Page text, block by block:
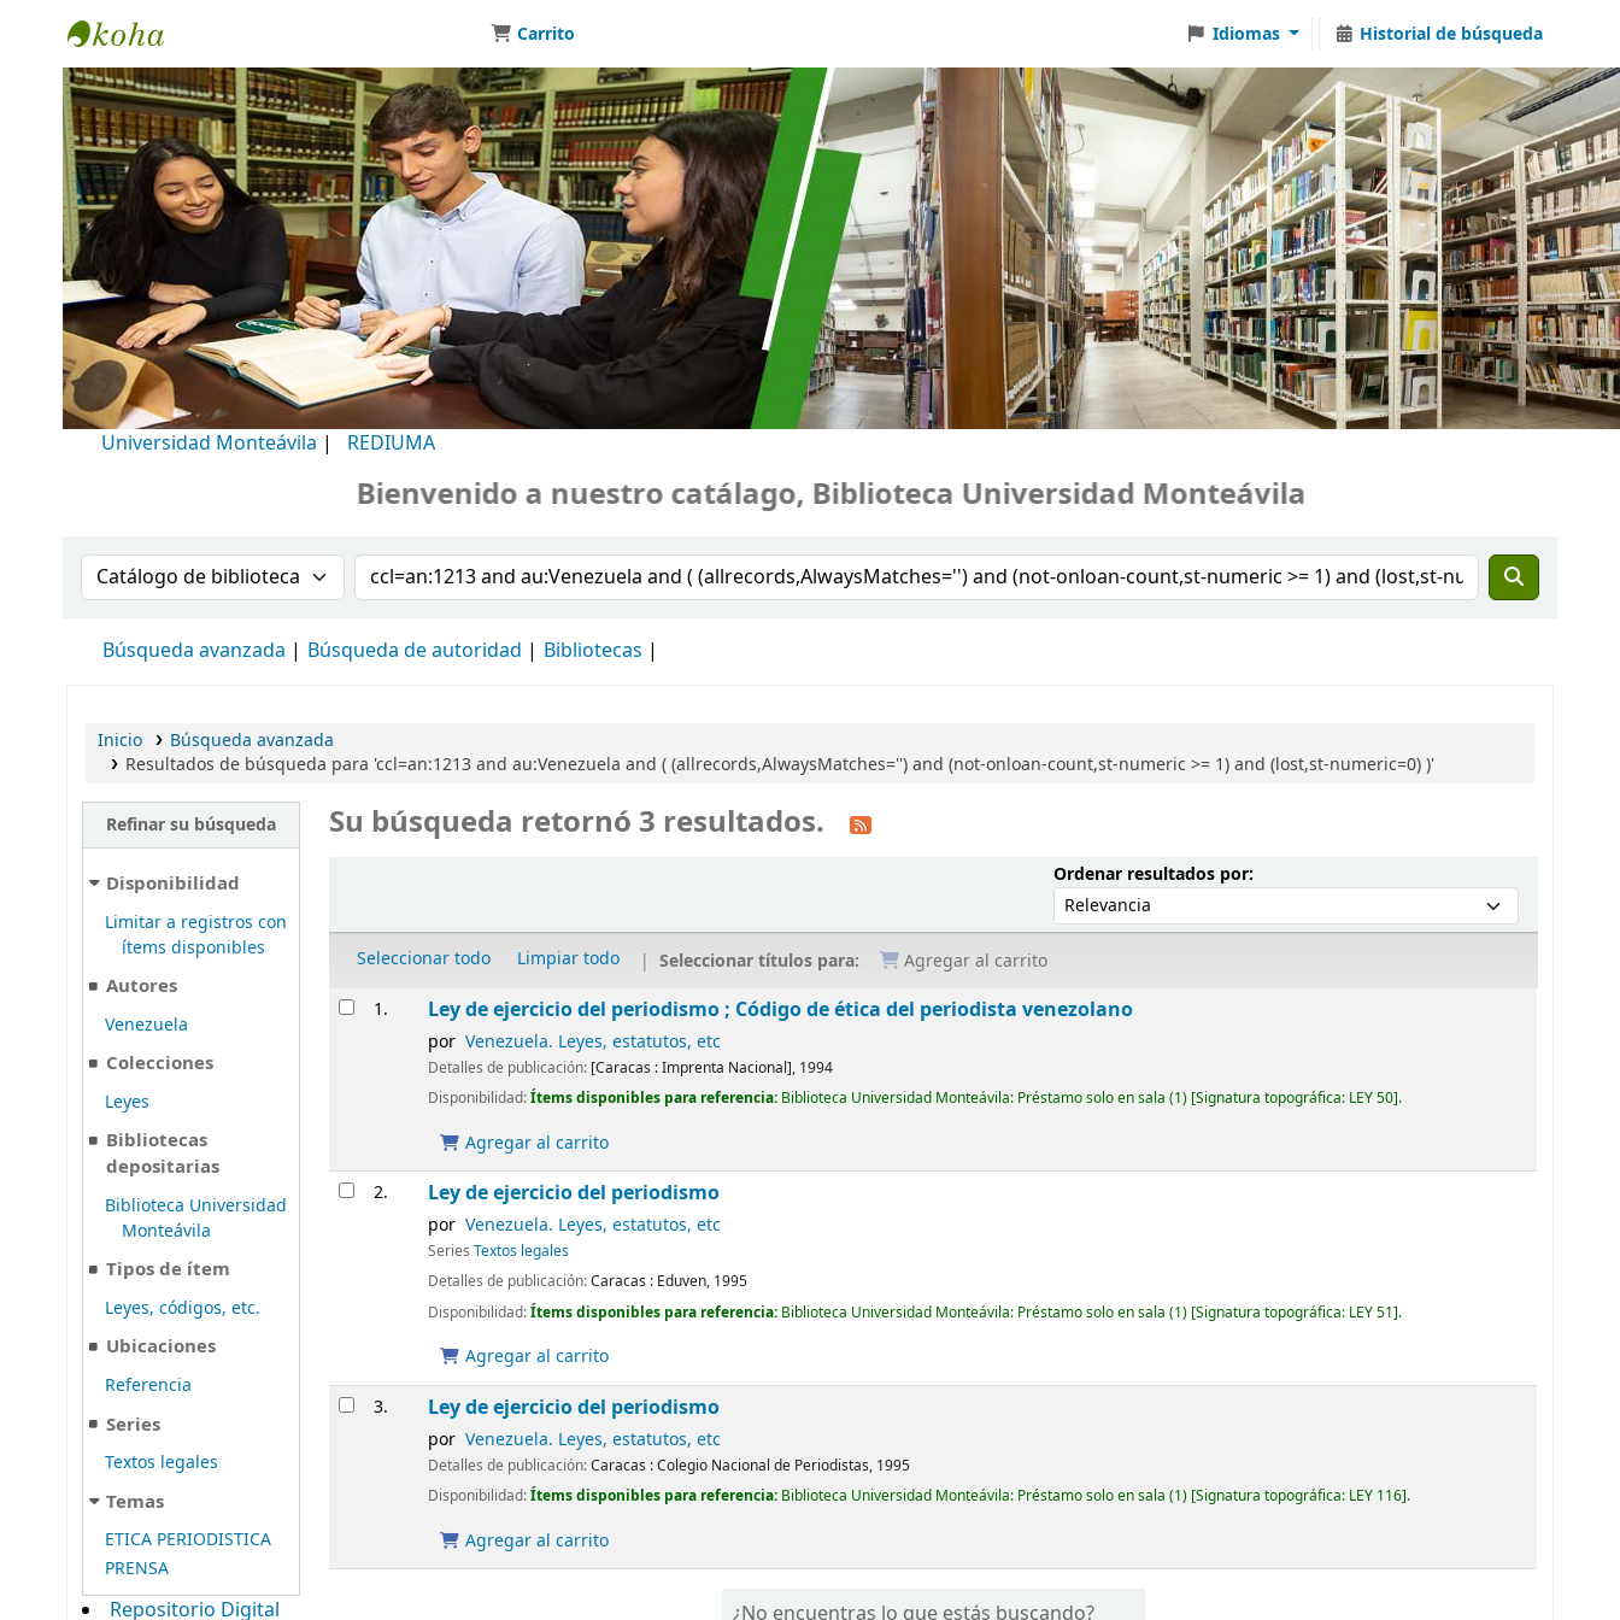
Biblioteca Universidad Monteávila
Carrito Idiomas Historial de búsqueda
Universidad Monteávila | REDIUMA
Bienvenido a nuestro catálago, Biblioteca Universidad Monteávila
Buscar en el catálogo por:Buscar en el catálogo
Búsqueda avanzada Búsqueda de autoridad Bibliotecas
Inicio
Búsqueda avanzada
Resultados de búsqueda para 'ccl=an:1213 and au:Venezuela and ( (allrecords,AlwaysMatches='') and (not-onloan-count,st-numeric >= 1) and (lost,st-numeric=0) )'
Refinar su búsqueda
Disponibilidad
Limitar a registros con
ítems disponibles
Autores
Venezuela
Colecciones
Leyes
Bibliotecas
depositarias
Biblioteca Universidad
Monteávila
Tipos de ítem
Leyes, códigos, etc.
Ubicaciones
Referencia
Series
Textos legales
Temas
ETICA PERIODISTICA
PRENSA
Repositorio Digital
Su búsqueda retornó 3 resultados.
Ordenar resultados por:Ordenar por:
Seleccionar todo Limpiar todo Seleccionar títulos para: Agregar al carrito
Resultados
1. Ley de ejercicio del periodismo ; Código de ética del periodista venezolano
por Venezuela. Leyes, estatutos, etc
Detalles de publicación: [Caracas :Imprenta Nacional], 1994
Disponibilidad:Ítems disponibles para referencia: Biblioteca Universidad Monteávila: Préstamo solo en sala (1) Signatura topográfica: LEY 50 .
Agregar al carrito
2.
Ley de ejercicio del periodismo
por Venezuela. Leyes, estatutos, etc
SeriesTextos legales
Detalles de publicación:Caracas : Eduven, 1995
Disponibilidad:Ítems disponibles para referencia: Biblioteca Universidad Monteávila: Préstamo solo en sala (1) Signatura topográfica: LEY 51 .
Agregar al carrito
3. Ley de ejercicio del periodismo
por Venezuela. Leyes, estatutos, etc
Detalles de publicación:Caracas :Colegio Nacional de Periodistas, 1995
Disponibilidad:Ítems disponibles para referencia: Biblioteca Universidad Monteávila: Préstamo solo en sala (1) Signatura topográfica: LEY 116 .
Agregar al carrito
¿No encuentras lo que estás buscando?